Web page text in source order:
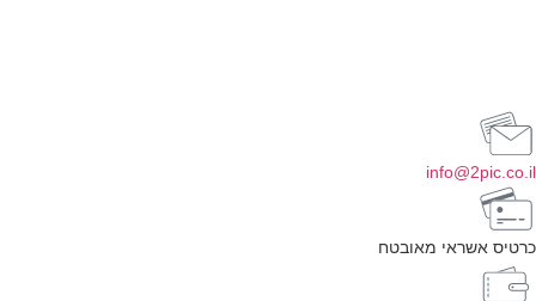
info@2pic.co.il
כרטיס אשראי מאובטח